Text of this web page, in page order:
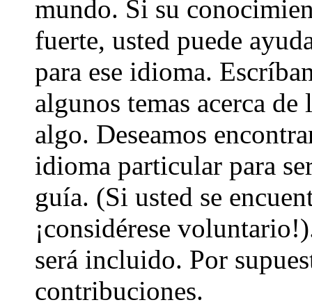
mundo. Si su
fuerte, usted puede
para ese idioma.
algunos temas acerca
algo. Deseamos
idioma particular para
guía. (Si usted se
¡considérese
será incluido. Por
contribuciones.